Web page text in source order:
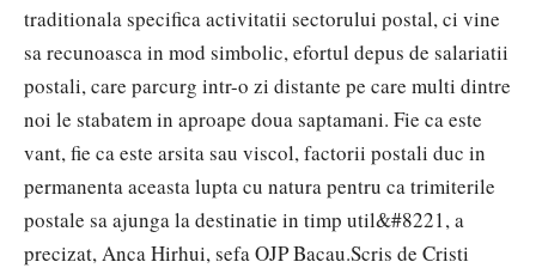
traditionala specifica activitatii sectorului postal, ci vine
sa recunoasca in mod simbolic, efortul depus de salariatii
postali, care parcurg intr-o zi distante pe care multi dintre
noi le stabatem in aproape doua saptamani. Fie ca este
vant, fie ca este arsita sau viscol, factorii postali duc in
permanenta aceasta lupta cu natura pentru ca trimiterile
postale sa ajunga la destinatie in timp util&#8221, a
precizat, Anca Hirhui, sefa OJP Bacau.Scris de Cristi